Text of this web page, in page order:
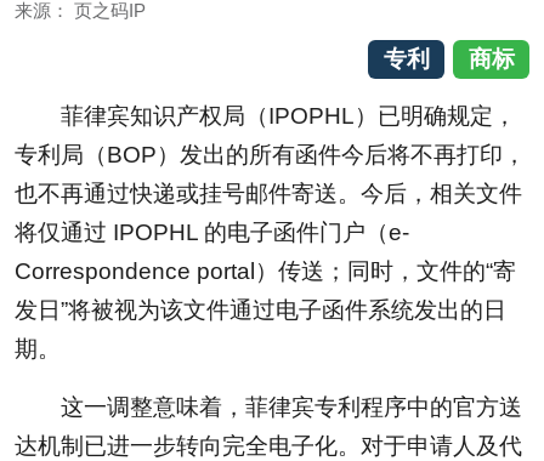
来源： 页之码IP
专利 商标
菲律宾知识产权局（IPOPHL）已明确规定，
专利局（BOP）发出的所有函件今后将不再打印，
也不再通过快递或挂号邮件寄送。今后，相关文件
将仅通过 IPOPHL 的电子函件门户（e-
Correspondence portal）传送；同时，文件的“寄
发日”将被视为该文件通过电子函件系统发出的日
期。
这一调整意味着，菲律宾专利程序中的官方送
达机制已进一步转向完全电子化。对于申请人及代